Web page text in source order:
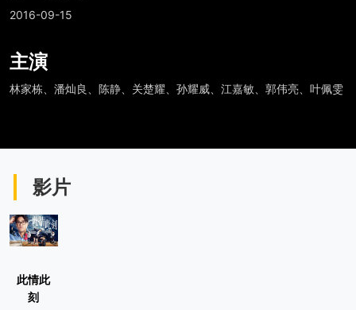
2016-09-15
主演
林家栋、潘灿良、陈静、关楚耀、孙耀威、江嘉敏、郭伟亮、叶佩雯
影片
此情此
刻